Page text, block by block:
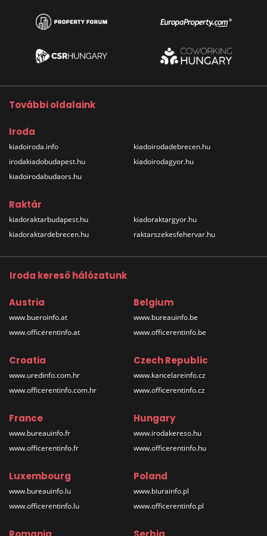
További oldalaink
Iroda
kiadoiroda.info
irodakiadobudapest.hu
kiadoirodabudaors.hu
kiadoirodadebrecen.hu
kiadoirodagyor.hu
Raktár
kiadoraktarbudapest.hu
kiadoraktardebrecen.hu
kiadoraktargyor.hu
raktarszekesfehervar.hu
Iroda kereső hálózatunk
Austria
www.bueroinfo.at
www.officerentinfo.at
Belgium
www.bureauinfo.be
www.officerentinfo.be
Croatia
www.uredinfo.com.hr
www.officerentinfo.com.hr
Czech Republic
www.kancelareinfo.cz
www.officerentinfo.cz
France
www.bureauinfo.fr
www.officerentinfo.fr
Hungary
www.irodakereso.hu
www.officerentinfo.hu
Luxembourg
www.bureauinfo.lu
www.officerentinfo.lu
Poland
www.biurainfo.pl
www.officerentinfo.pl